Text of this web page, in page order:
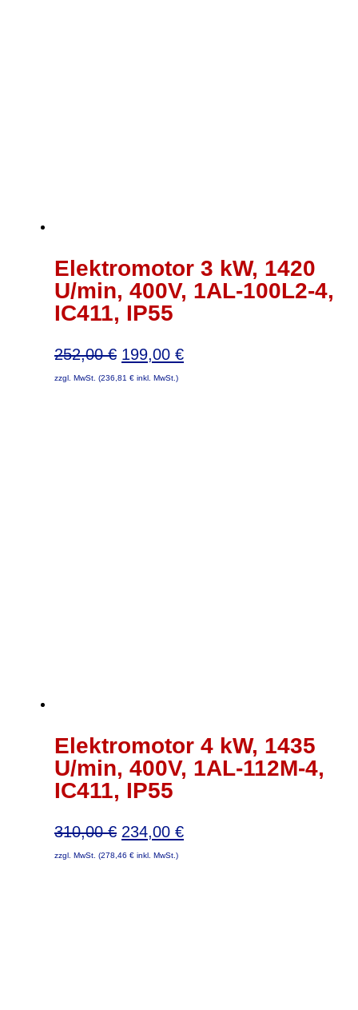
Elektromotor 3 kW, 1420
U/min, 400V, 1AL-100L2-4,
IC411, IP55
252,00€ Ursprünglicher
Preis
199,00 €Aktueller
zzgl. MwSt. (236,81 € inkl. MwSt.)
Elektromotor 4 kW, 1435
U/min, 400V, 1AL-112M-4,
IC411, IP55
310,00€ Ursprünglicher
Preis
234,00 €Aktueller
zzgl. MwSt. (278,46 € inkl. MwSt.)